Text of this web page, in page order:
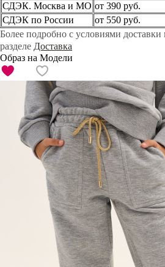
СДЭК. Москва и МО от 390 руб.
СДЭК по России
от 550 руб.
Более подробно с условиями
разделе Доставка
Образ на Модели